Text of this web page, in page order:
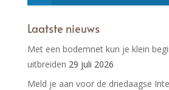
Laatste nieuws
Met een bodemnet kun je klein
uitbreiden 29 juli 2026
Meld je aan voor de driedaagse